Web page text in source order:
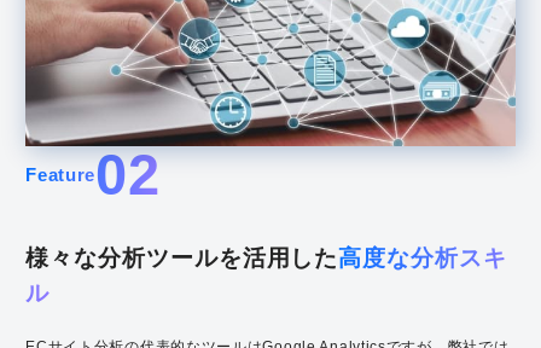
Feature02
様々な分析ツールを活用した高度な分析スキ
ル